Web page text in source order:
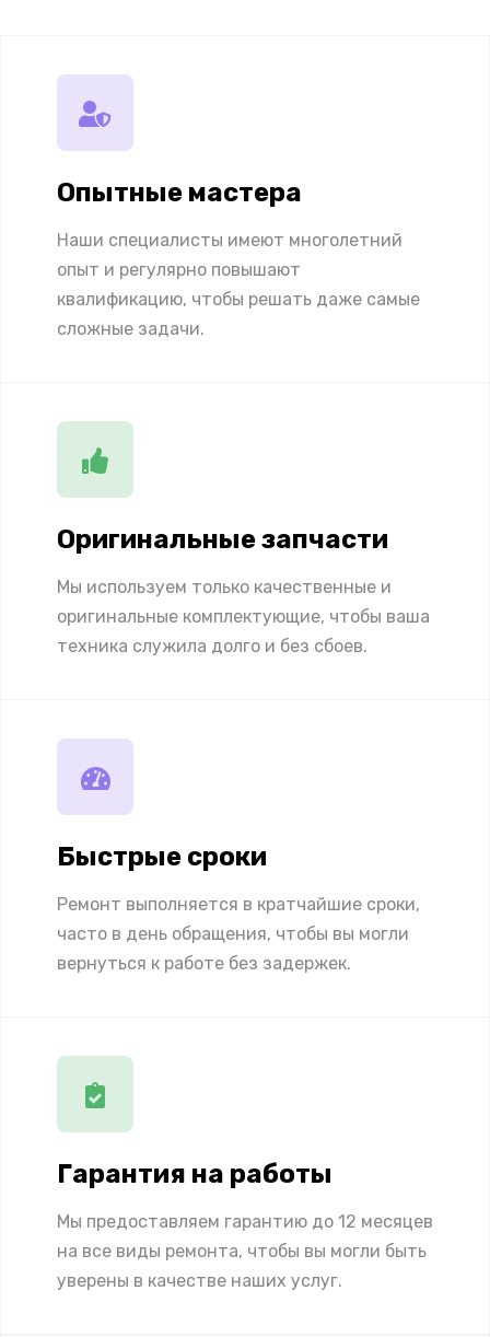
Опытные мастера
Наши специалисты имеют многолетний
опыт и регулярно повышают
квалификацию, чтобы решать даже самые
сложные задачи.
Оригинальные запчасти
Мы используем только качественные и
оригинальные комплектующие, чтобы ваша
техника служила долго и без сбоев.
Быстрые сроки
Ремонт выполняется в кратчайшие сроки,
часто в день обращения, чтобы вы могли
вернуться к работе без задержек.
Гарантия на работы
Мы предоставляем гарантию до 12 месяцев
на все виды ремонта, чтобы вы могли быть
уверены в качестве наших услуг.